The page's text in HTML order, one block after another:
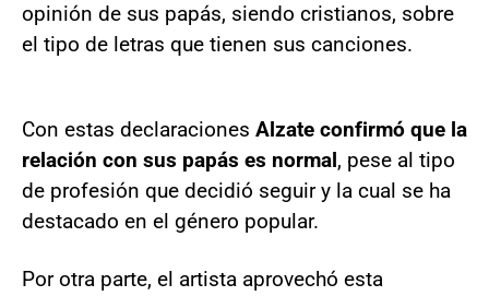
opinión de sus papás, siendo cristianos, sobre
el tipo de letras que tienen sus canciones.
Con estas declaraciones Alzate confirmó que la
relación con sus papás es normal, pese al tipo
de profesión que decidió seguir y la cual se ha
destacado en el género popular.
Por otra parte, el artista aprovechó esta